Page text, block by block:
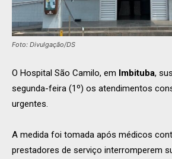
Foto: Divulgação/DS
O Hospital São Camilo, em Imbituba,
segunda-feira (1º) os atendimentos
urgentes.
A medida foi tomada após médicos
prestadores de serviço interromperem